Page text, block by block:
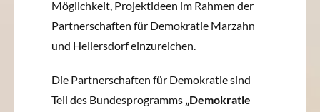
Möglichkeit, Projektideen im Rahmen der
Partnerschaften für Demokratie Marzahn
und Hellersdorf einzureichen.
Die Partnerschaften für Demokratie sind
Teil des Bundesprogramms „Demokratie